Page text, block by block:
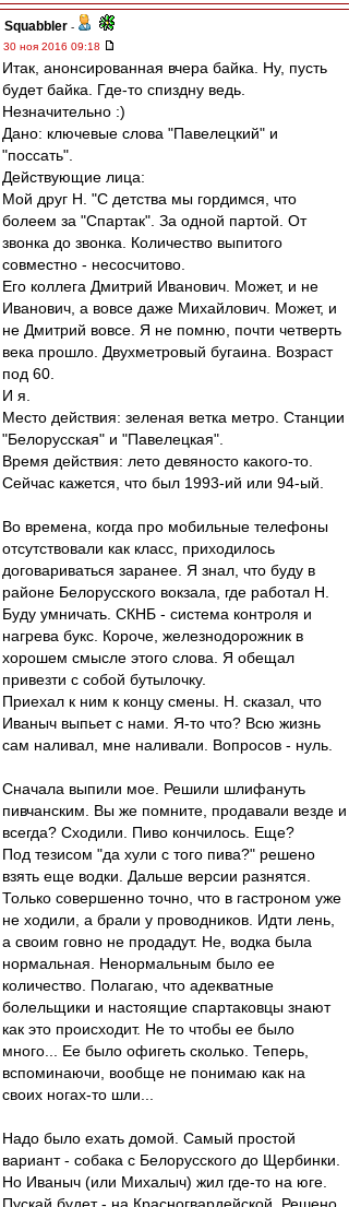
Squabbler -
30 ноя 2016 09:18
Итак, анонсированная вчера байка. Ну, пусть
будет байка. Где-то спиздну ведь.
Незначительно :)
Дано: ключевые слова "Павелецкий" и
"поссать".
Действующие лица:
Мой друг Н. "С детства мы гордимся, что
болеем за "Спартак". За одной партой. От
звонка до звонка. Количество выпитого
совместно - несосчитово.
Его коллега Дмитрий Иванович. Может, и не
Иванович, а вовсе даже Михайлович. Может, и
не Дмитрий вовсе. Я не помню, почти четверть
века прошло. Двухметровый бугаина. Возраст
под 60.
И я.
Место действия: зеленая ветка метро. Станции
"Белорусская" и "Павелецкая".
Время действия: лето девяносто какого-то.
Сейчас кажется, что был 1993-ий или 94-ый.
Во времена, когда про мобильные телефоны
отсутствовали как класс, приходилось
договариваться заранее. Я знал, что буду в
районе Белорусского вокзала, где работал Н.
Буду умничать. СКНБ - система контроля и
нагрева букс. Короче, железнодорожник в
хорошем смысле этого слова. Я обещал
привезти с собой бутылочку.
Приехал к ним к концу смены. Н. сказал, что
Иваныч выпьет с нами. Я-то что? Всю жизнь
сам наливал, мне наливали. Вопросов - нуль.
Сначала выпили мое. Решили шлифануть
пивчанским. Вы же помните, продавали везде и
всегда? Сходили. Пиво кончилось. Еще?
Под тезисом "да хули с того пива?" решено
взять еще водки. Дальше версии разнятся.
Только совершенно точно, что в гастроном уже
не ходили, а брали у проводников. Идти лень,
а своим говно не продадут. Не, водка была
нормальная. Ненормальным было ее
количество. Полагаю, что адекватные
болельщики и настоящие спартаковцы знают
как это происходит. Не то чтобы ее было
много... Ее было офигеть сколько. Теперь,
вспоминаючи, вообще не понимаю как на
своих ногах-то шли...
Надо было ехать домой. Самый простой
вариант - собака с Белорусского до Щербинки.
Но Иваныч (или Михалыч) жил где-то на юге.